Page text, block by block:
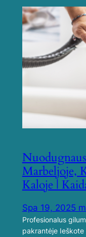
Marbeljoje,
Kaloje |
Spa 19, 2025
Profesionalus
pakrantėje